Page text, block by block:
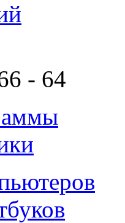
66 - 64